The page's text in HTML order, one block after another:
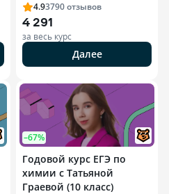
4.93790отзывов
4 291
за весь курс
Далее
–67%
Годовой курс ЕГЭ по
химии с Татьяной
Граевой (10 класс)